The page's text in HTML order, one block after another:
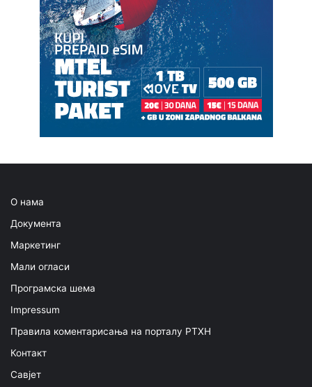
О нама
Документа
Маркетинг
Мали огласи
Програмска шема
Impressum
Правила коментарисања на порталу РТХН
Контакт
Савјет